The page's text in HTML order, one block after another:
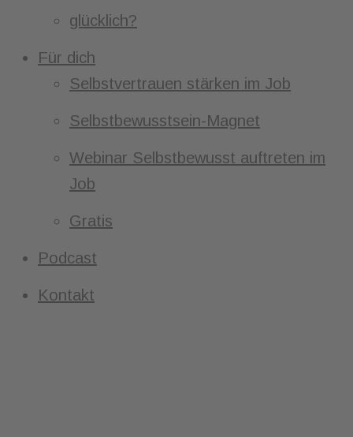
glücklich?
Für dich
Selbstvertrauen stärken im Job
Selbstbewusstsein-Magnet
Webinar Selbstbewusst auftreten im
Job
Gratis
Podcast
Kontakt